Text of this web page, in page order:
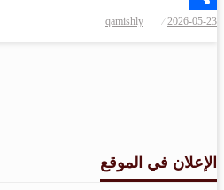
Share
في
2026-05-23
qamishly
الإعلان في الموقع